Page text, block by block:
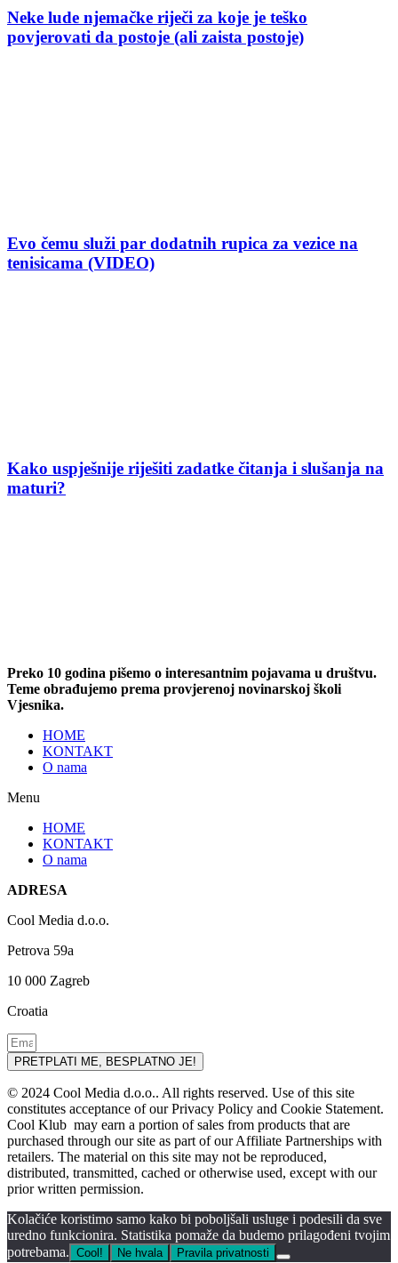
Neke lude njemačke riječi za koje je teško
povjerovati da postoje (ali zaista postoje)
Evo čemu služi par dodatnih rupica za vezice na
tenisicama (VIDEO)
Kako uspješnije riješiti zadatke čitanja i slušanja na
maturi?
Preko 10 godina pišemo o interesantnim pojavama u društvu.
Teme obrađujemo prema provjerenoj novinarskoj školi
Vjesnika.
HOME
KONTAKT
O nama
Menu
HOME
KONTAKT
O nama
ADRESA
Cool Media d.o.o.
Petrova 59a
10 000 Zagreb
Croatia
PRETPLATI ME, BESPLATNO JE!
© 2024 Cool Media d.o.o.. All rights reserved. Use of this site
constitutes acceptance of our Privacy Policy and Cookie Statement.
Cool Klub may earn a portion of sales from products that are
purchased through our site as part of our Affiliate Partnerships with
retailers. The material on this site may not be reproduced,
distributed, transmitted, cached or otherwise used, except with our
prior written permission.
Kolačiće koristimo samo kako bi poboljšali usluge i podesili da sve
uredno funkcionira. Statistika pomaže da budemo prilagođeni tvojim
potrebama. Cool! Ne hvala Pravila privatnosti